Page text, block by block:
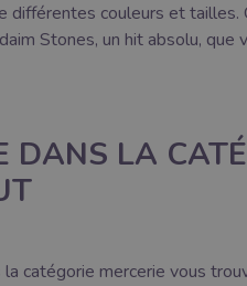
couleurs et
Stones, un hit absolu, que
DANS LA
catégorie mercerie vous